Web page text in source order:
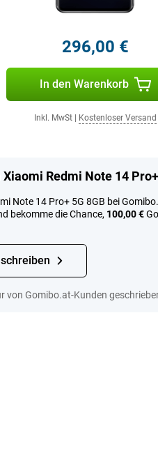
296,00 €
In den Warenkorb
Inkl. MwSt| Kostenloser Versand
Redmi Note 14 Pro+
Note 14 Pro+ 5G 8GB bei
bekomme die Chance, 100,00 €
von Gomibo.at-Kunden